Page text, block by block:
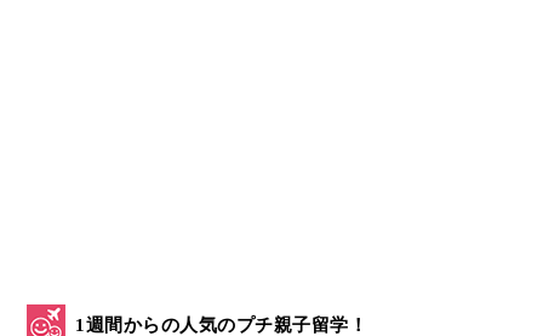
1週間からの人気のプチ親子留学！